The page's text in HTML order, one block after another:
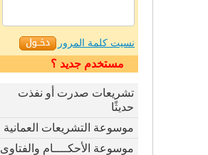
نسيت كلمة المرور
مستخدم جديد ؟
تشريعات صدرت أو نفذت
حديثًا
موسوعة التشريعات العمانية
موسوعة الأحكــــام والفتاوى